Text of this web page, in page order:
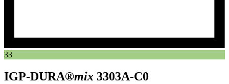
33
IGP-DURA®mix 3303A-C0